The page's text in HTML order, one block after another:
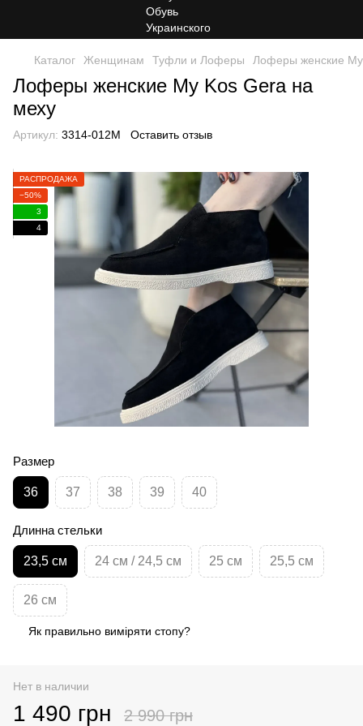
Каталог Женщинам Туфли и Лоферы Лоферы женские
Лоферы женские My Kos Gera на
меху
Артикул: 3314-012M Оставить отзыв
РАСПРОДАЖА
−50%
3
4
Размер
36 37 38 39 40
Длинна стельки
23,5 см 24 см / 24,5 см 25 см 25,5 см
26 см
Як правильно виміряти стопу?
Нет в наличии
1 490 грн 2 990 грн